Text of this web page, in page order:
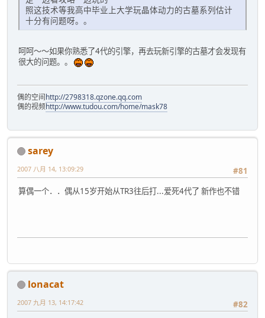
照这技术等我高中毕业上大学玩晶体动力的古墓系列估计
十分有问题呀。。
呵呵～～如果你熟悉了4代的引擎，再去玩新引擎的古墓才会发现有
很大的问题。。
偶的空间http://2798318.qzone.qq.com
偶的视频http://www.tudou.com/home/mask78
sarey
#81
2007 八月 14, 13:09:29
算偶一个．．偶从15岁开始从TR3往后打...爱死4代了 新作也不错
lonacat
#82
2007 九月 13, 14:17:42